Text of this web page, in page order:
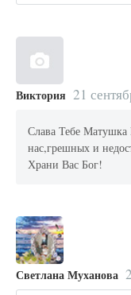
Виктория 21
Слава Тебе Матушка
нас,грешных и
Храни Вас Бог!
Светлана Муханова